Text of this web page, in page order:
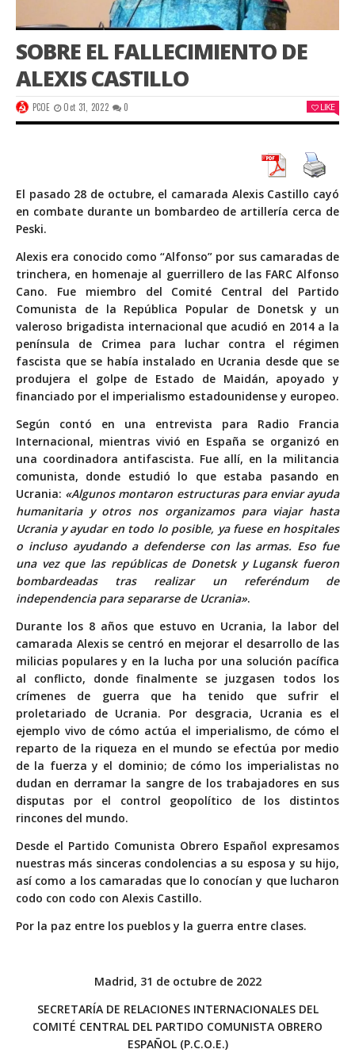
SOBRE EL FALLECIMIENTO DE
ALEXIS CASTILLO
PCOE Oct 31, 2022 0 LIKE
El pasado 28 de octubre, el camarada Alexis Castillo cayó
en combate durante un bombardeo de artillería cerca de
Peski.
Alexis era conocido como “Alfonso” por sus camaradas de
trinchera, en homenaje al guerrillero de las FARC Alfonso
Cano. Fue miembro del Comité Central del Partido
Comunista de la República Popular de Donetsk y un
valeroso brigadista internacional que acudió en 2014 a la
península de Crimea para luchar contra el régimen
fascista que se había instalado en Ucrania desde que se
produjera el golpe de Estado de Maidán, apoyado y
financiado por el imperialismo estadounidense y europeo.
Según contó en una entrevista para Radio Francia
Internacional, mientras vivió en España se organizó en
una coordinadora antifascista. Fue allí, en la militancia
comunista, donde estudió lo que estaba pasando en
Ucrania: «Algunos montaron estructuras para enviar ayuda
humanitaria y otros nos organizamos para viajar hasta
Ucrania y ayudar en todo lo posible, ya fuese en hospitales
o incluso ayudando a defenderse con las armas. Eso fue
una vez que las repúblicas de Donetsk y Lugansk fueron
bombardeadas tras realizar un referéndum de
independencia para separarse de Ucrania».
Durante los 8 años que estuvo en Ucrania, la labor del
camarada Alexis se centró en mejorar el desarrollo de las
milicias populares y en la lucha por una solución pacífica
al conflicto, donde finalmente se juzgasen todos los
crímenes de guerra que ha tenido que sufrir el
proletariado de Ucrania. Por desgracia, Ucrania es el
ejemplo vivo de cómo actúa el imperialismo, de cómo el
reparto de la riqueza en el mundo se efectúa por medio
de la fuerza y el dominio; de cómo los imperialistas no
dudan en derramar la sangre de los trabajadores en sus
disputas por el control geopolítico de los distintos
rincones del mundo.
Desde el Partido Comunista Obrero Español expresamos
nuestras más sinceras condolencias a su esposa y su hijo,
así como a los camaradas que lo conocían y que lucharon
codo con codo con Alexis Castillo.
Por la paz entre los pueblos y la guerra entre clases.
Madrid, 31 de octubre de 2022
SECRETARÍA DE RELACIONES INTERNACIONALES DEL
COMITÉ CENTRAL DEL PARTIDO COMUNISTA OBRERO
ESPAÑOL (P.C.O.E.)